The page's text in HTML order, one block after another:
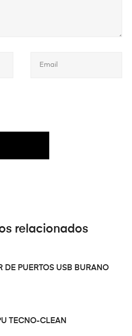
relacionados
LEER MÁS
DE PUERTOS USB BURANO
LEER MÁS
TECNO-CLEAN